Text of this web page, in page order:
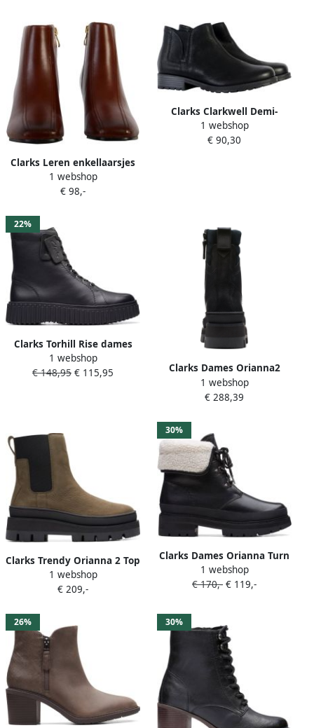
Clarks Leren enkellaarsjes
met hakken Seren55 Top
1 webshop
€ 98,-
Clarks Clarkwell Demi-
enkellaars met elastiek
1 webshop
€ 90,30
22%
Clarks Torhill Rise dames
laars Zwart
1 webshop
€ 148,95 € 115,95
Clarks Dames Orianna2
Hike D 2 black leather
1 webshop
€ 288,39
Clarks Trendy Orianna 2 Top
Laars Green Dames
1 webshop
€ 209,-
30%
Clarks Dames Orianna Turn
D 2 black wlined lea
1 webshop
€ 170,- € 119,-
26% 30%